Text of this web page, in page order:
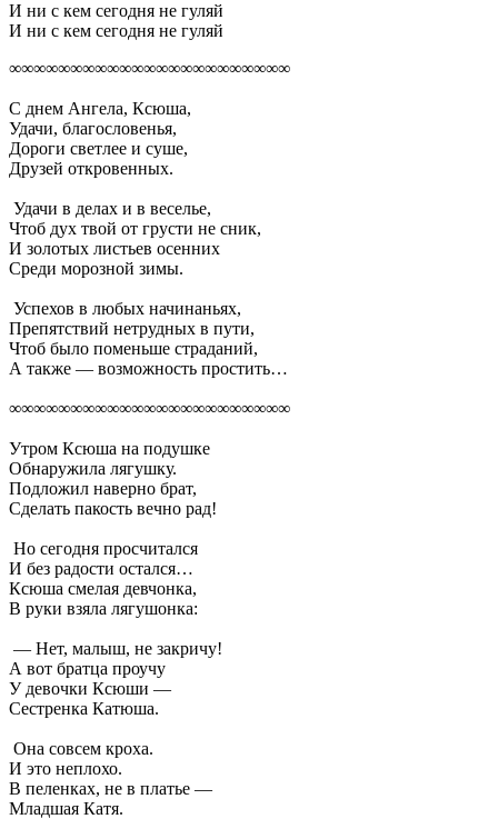
И ни с кем сегодня не гуляй
И ни с кем сегодня не гуляй
∞∞∞∞∞∞∞∞∞∞∞∞∞∞∞∞∞∞∞∞∞∞∞
С днем Ангела, Ксюша,
Удачи, благословенья,
Дороги светлее и суше,
Друзей откровенных.
Удачи в делах и в веселье,
Чтоб дух твой от грусти не сник,
И золотых листьев осенних
Среди морозной зимы.
Успехов в любых начинаньях,
Препятствий нетрудных в пути,
Чтоб было поменьше страданий,
А также — возможность простить…
∞∞∞∞∞∞∞∞∞∞∞∞∞∞∞∞∞∞∞∞∞∞∞
Утром Ксюша на подушке
Обнаружила лягушку.
Подложил наверно брат,
Сделать пакость вечно рад!
Но сегодня просчитался
И без радости остался…
Ксюша смелая девчонка,
В руки взяла лягушонка:
— Нет, малыш, не закричу!
А вот братца проучу
У девочки Ксюши —
Сестренка Катюша.
Она совсем кроха.
И это неплохо.
В пеленках, не в платье —
Младшая Катя.